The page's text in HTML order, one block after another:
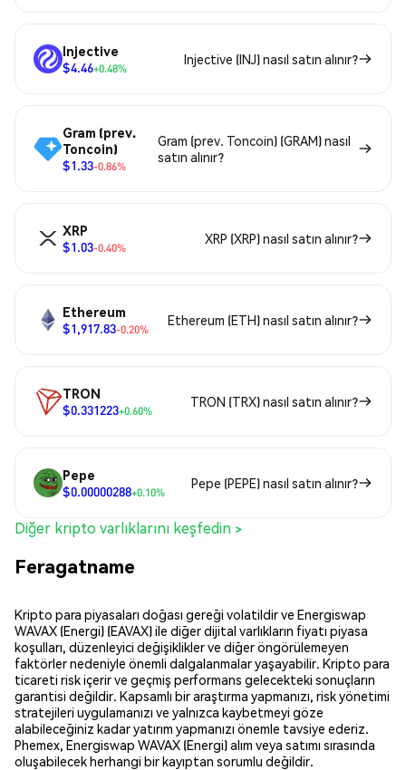
Injective
$4.46+0.48%
Injective (INJ) nasıl satın alınır?
Gram (prev.
Toncoin)
$1.33-0.86%
Gram (prev. Toncoin) (GRAM) nasıl
satın alınır?
XRP
$1.03-0.40%
XRP (XRP) nasıl satın alınır?
Ethereum
$1,917.83-0.20%
Ethereum (ETH) nasıl satın alınır?
TRON
$0.331223+0.60%
TRON (TRX) nasıl satın alınır?
Pepe
$0.00000288+0.10%
Pepe (PEPE) nasıl satın alınır?
Diğer kripto varlıklarını keşfedin >
Feragatname
Kripto para piyasaları doğası gereği volatildir ve Energiswap
WAVAX (Energi) (EAVAX) ile diğer dijital varlıkların fiyatı piyasa
koşulları, düzenleyici değişiklikler ve diğer öngörülemeyen
faktörler nedeniyle önemli dalgalanmalar yaşayabilir. Kripto para
ticareti risk içerir ve geçmiş performans gelecekteki sonuçların
garantisi değildir. Kapsamlı bir araştırma yapmanızı, risk yönetimi
stratejileri uygulamanızı ve yalnızca kaybetmeyi göze
alabileceğiniz kadar yatırım yapmanızı önemle tavsiye ederiz.
Phemex, Energiswap WAVAX (Energi) alım veya satımı sırasında
oluşabilecek herhangi bir kayıptan sorumlu değildir.